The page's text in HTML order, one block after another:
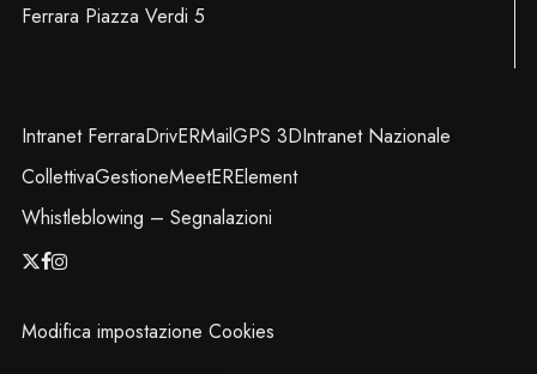
Ferrara Piazza Verdi 5
Intranet FerraraDrivERMailGPS 3DIntranet Nazionale
CollettivaGestioneMeetERElement
Whistleblowing – Segnalazioni
x- facebook
instagram
Modifica impostazione Cookies